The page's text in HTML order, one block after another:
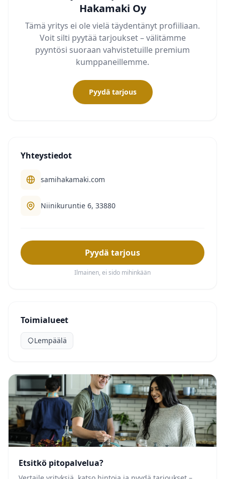
Hakamaki Oy
Tämä yritys ei ole vielä täydentänyt profiiliaan.
Voit silti pyytää tarjoukset – välitämme
pyyntösi suoraan vahvistetuille premium
kumppaneillemme.
Pyydä tarjous
Yhteystiedot
samihakamaki.com
Niinikuruntie 6, 33880
Pyydä tarjous
Ilmainen, ei sido mihinkään
Toimialueet
Lempäälä
Etsitkö pitopalvelua?